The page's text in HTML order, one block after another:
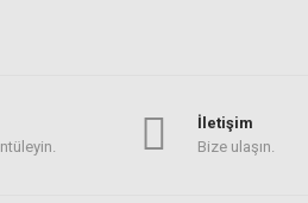
İletişim
Bize ulaşın.